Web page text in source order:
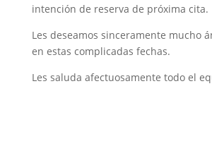
intención de reserva de próxima cita.
Les deseamos sinceramente mucho
en estas complicadas fechas.
Les saluda afectuosamente todo el